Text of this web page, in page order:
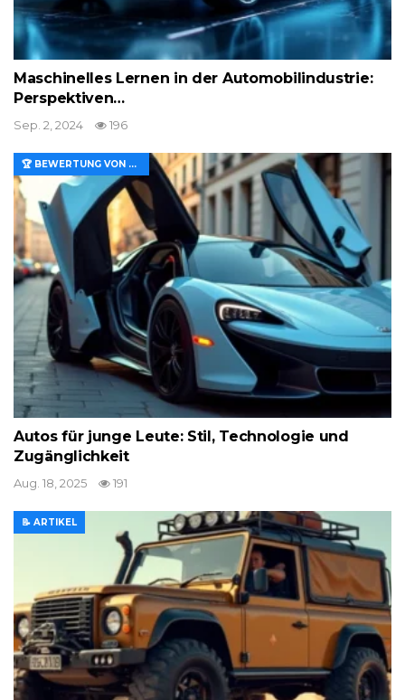
Maschinelles Lernen in der Automobilindustrie:
Perspektiven…
Sep. 2, 2024 196
🏆 BEWERTUNG VON MERKMALEN UND WERT
Autos für junge Leute: Stil, Technologie und
Zugänglichkeit
Aug. 18, 2025 191
📝 ARTIKEL